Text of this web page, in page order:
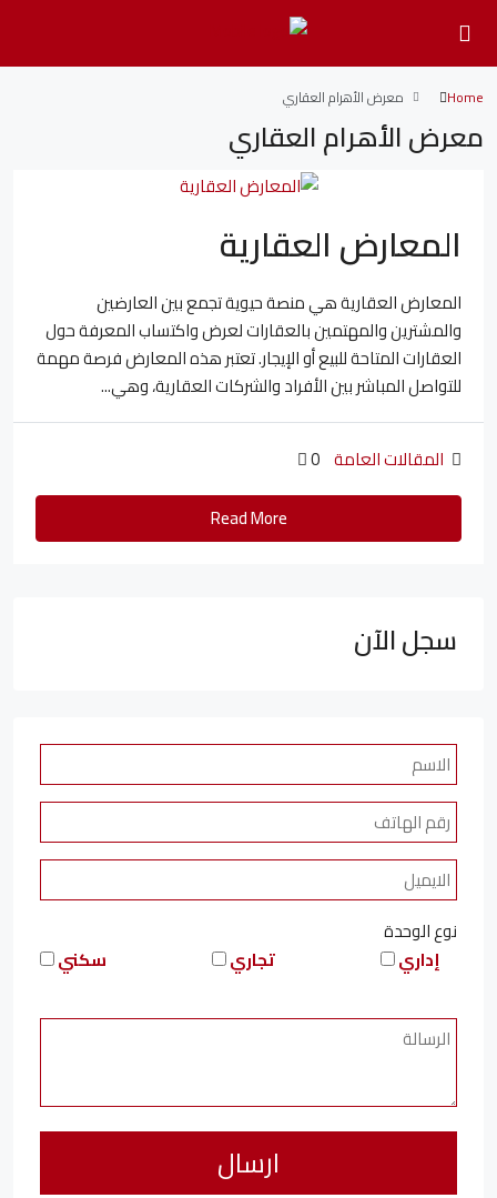
Home معرض الأهرام العقاري
معرض الأهرام العقاري
المعارض العقارية
المعارض العقارية هي منصة حيوية تجمع بين العارضين
والمشترين والمهتمين بالعقارات لعرض واكتساب المعرفة حول
العقارات المتاحة للبيع أو الإيجار. تعتبر هذه المعارض فرصة مهمة
للتواصل المباشر بين الأفراد والشركات العقارية، وهي...
المقالات العامة 0
Read More
سجل الآن
نوع الوحدة
سكني
تجاري إداري